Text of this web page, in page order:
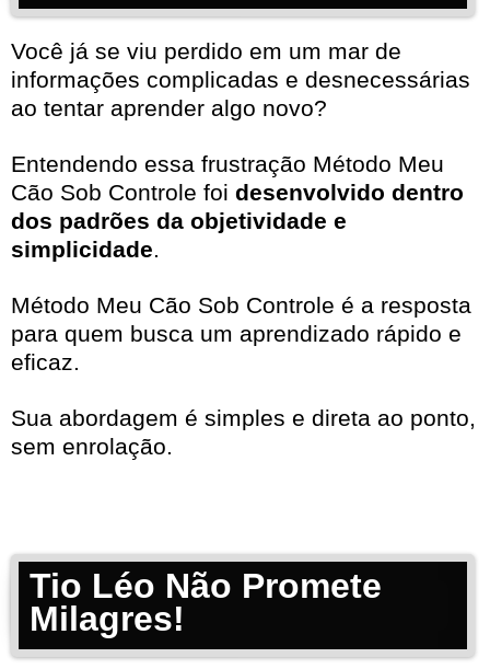
Você já se viu perdido em um mar de
informações complicadas e desnecessárias
ao tentar aprender algo novo?
Entendendo essa frustração Método Meu
Cão Sob Controle foi desenvolvido dentro
dos padrões da objetividade e
simplicidade.
Método Meu Cão Sob Controle é a resposta
para quem busca um aprendizado rápido e
eficaz.
Sua abordagem é simples e direta ao ponto,
sem enrolação.
Tio Léo Não Promete
Milagres!